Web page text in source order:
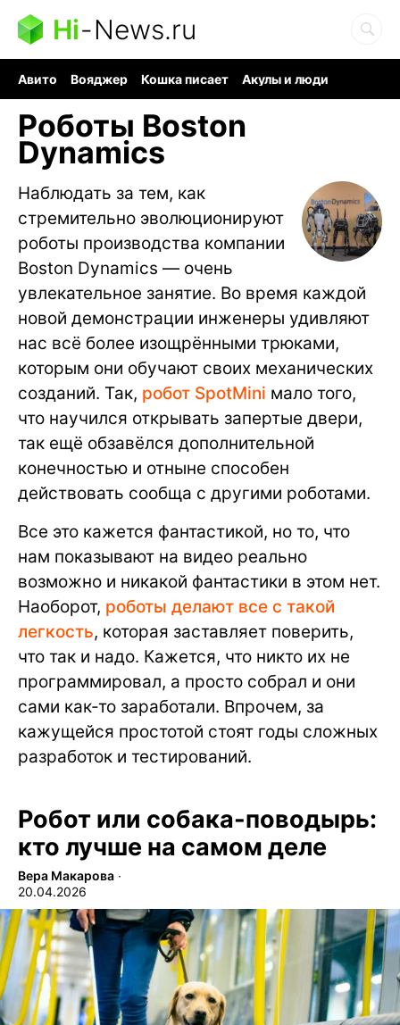
Hi-News.ru
Авито Вояджер Кошка писает
Акулы и люди
Роботы Boston
Dynamics
Наблюдать за тем, как
стремительно эволюционируют
роботы производства компании
Boston Dynamics — очень
увлекательное занятие. Во время каждой
новой демонстрации инженеры удивляют
нас всё более изощрёнными трюками,
которым они обучают своих механических
созданий. Так, робот SpotMini мало того,
что научился открывать запертые двери,
так ещё обзавёлся дополнительной
конечностью и отныне способен
действовать сообща с другими роботами.
Все это кажется фантастикой, но то, что
нам показывают на видео реально
возможно и никакой фантастики в этом нет.
Наоборот, роботы делают все с такой
легкость, которая заставляет поверить,
что так и надо. Кажется, что никто их не
программировал, а просто собрал и они
сами как-то заработали. Впрочем, за
кажущейся простотой стоят годы сложных
разработок и тестирований.
Робот или собака-поводырь:
кто лучше на самом деле
Вера Макарова ∙
20.04.2026